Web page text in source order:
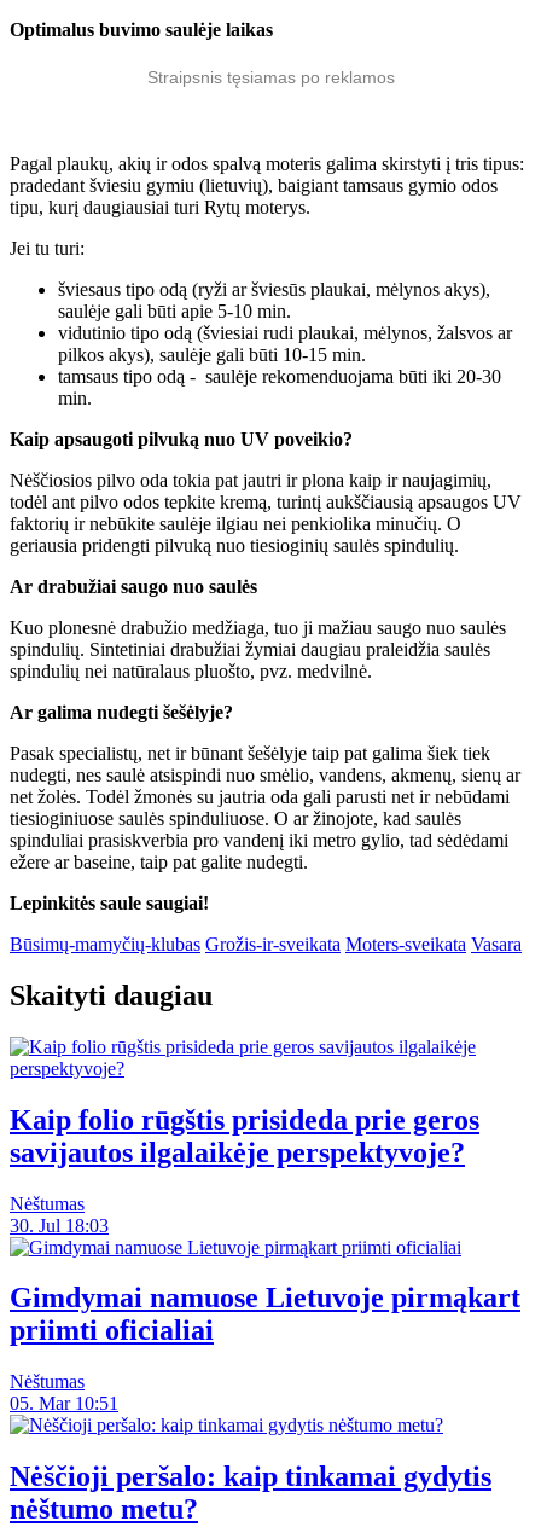
Optimalus buvimo saulėje laikas
Straipsnis tęsiamas po reklamos
Pagal plaukų, akių ir odos spalvą moteris galima skirstyti į tris tipus:
pradedant šviesiu gymiu (lietuvių), baigiant tamsaus gymio odos
tipu, kurį daugiausiai turi Rytų moterys.
Jei tu turi:
šviesaus tipo odą (ryži ar šviesūs plaukai, mėlynos akys),
saulėje gali būti apie 5-10 min.
vidutinio tipo odą (šviesiai rudi plaukai, mėlynos, žalsvos ar
pilkos akys), saulėje gali būti 10-15 min.
tamsaus tipo odą - saulėje rekomenduojama būti iki 20-30
min.
Kaip apsaugoti pilvuką nuo UV poveikio?
Nėščiosios pilvo oda tokia pat jautri ir plona kaip ir naujagimių,
todėl ant pilvo odos tepkite kremą, turintį aukščiausią apsaugos UV
faktorių ir nebūkite saulėje ilgiau nei penkiolika minučių. O
geriausia pridengti pilvuką nuo tiesioginių saulės spindulių.
Ar drabužiai saugo nuo saulės
Kuo plonesnė drabužio medžiaga, tuo ji mažiau saugo nuo saulės
spindulių. Sintetiniai drabužiai žymiai daugiau praleidžia saulės
spindulių nei natūralaus pluošto, pvz. medvilnė.
Ar galima nudegti šešėlyje?
Pasak specialistų, net ir būnant šešėlyje taip pat galima šiek tiek
nudegti, nes saulė atsispindi nuo smėlio, vandens, akmenų, sienų ar
net žolės. Todėl žmonės su jautria oda gali parusti net ir nebūdami
tiesioginiuose saulės spinduliuose. O ar žinojote, kad saulės
spinduliai prasiskverbia pro vandenį iki metro gylio, tad sėdėdami
ežere ar baseine, taip pat galite nudegti.
Lepinkitės saule saugiai!
Būsimų-mamyčių-klubas Grožis-ir-sveikata Moters-sveikata Vasara
Skaityti daugiau
Kaip folio rūgštis prisideda prie geros
savijautos ilgalaikėje perspektyvoje?
Nėštumas
30. Jul 18:03
Gimdymai namuose Lietuvoje pirmąkart
priimti oficialiai
Nėštumas
05. Mar 10:51
Nėščioji peršalo: kaip tinkamai gydytis
nėštumo metu?